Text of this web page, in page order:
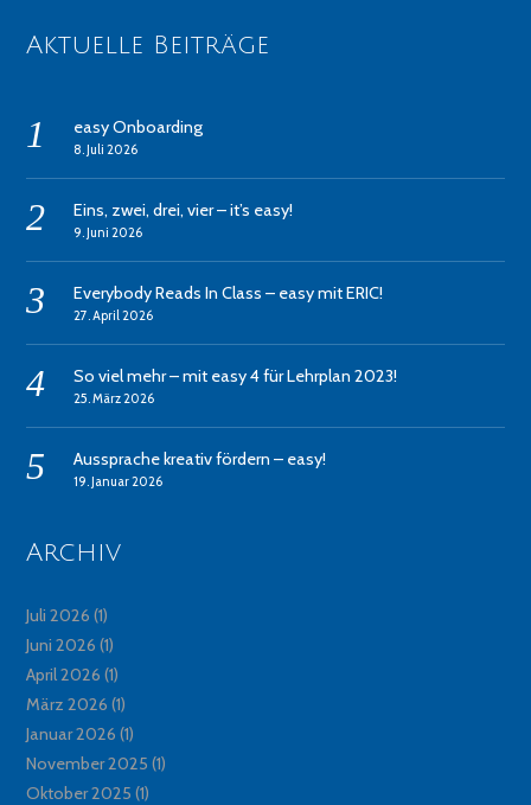
Aktuelle Beiträge
easy Onboarding
8. Juli 2026
Eins, zwei, drei, vier – it’s easy!
9. Juni 2026
Everybody Reads In Class – easy mit ERIC!
27. April 2026
So viel mehr – mit easy 4 für Lehrplan 2023!
25. März 2026
Aussprache kreativ fördern – easy!
19. Januar 2026
Archiv
Juli 2026 (1)
Juni 2026 (1)
April 2026 (1)
März 2026 (1)
Januar 2026 (1)
November 2025 (1)
Oktober 2025 (1)